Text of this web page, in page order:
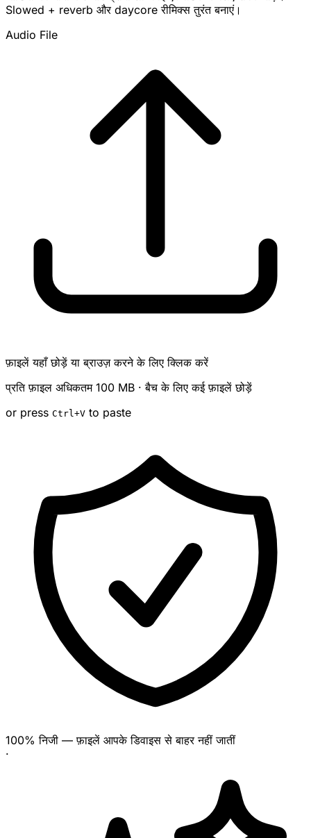
Slowed + reverb और daycore रीमिक्स तुरंत बनाएं।
Audio File
फ़ाइलें यहाँ छोड़ें या ब्राउज़ करने के लिए क्लिक करें
प्रति फ़ाइल अधिकतम 100 MB · बैच के लिए कई फ़ाइलें छोड़ें
or press Ctrl +V to paste
100% निजी — फ़ाइलें आपके डिवाइस से बाहर नहीं जातीं
·